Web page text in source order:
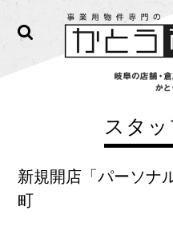
スタ
新規開店「パーソ
町